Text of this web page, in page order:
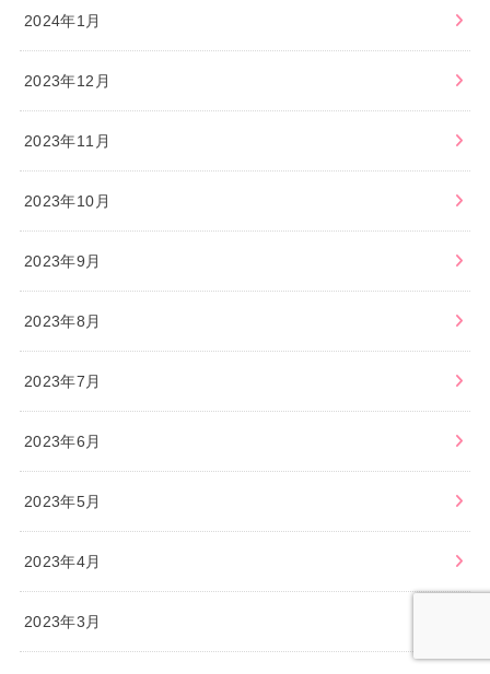
2024年1月
2023年12月
2023年11月
2023年10月
2023年9月
2023年8月
2023年7月
2023年6月
2023年5月
2023年4月
2023年3月